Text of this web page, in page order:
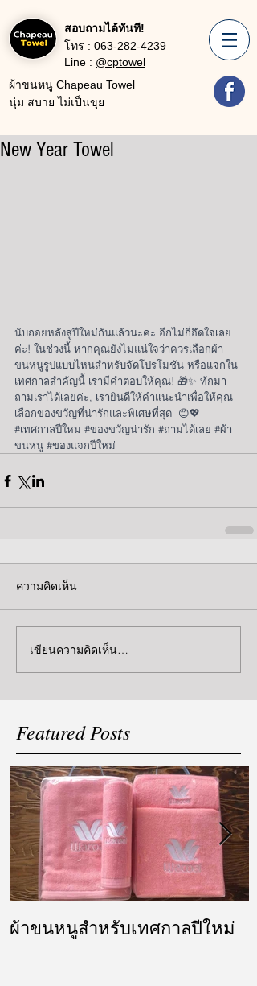
สอบถามได้ทันที!
โทร : 063-282-4239
Line : @cptowel
ผ้าขนหนู Chapeau Towel
นุ่ม สบาย ไม่เป็นขุย
New Year Towel
นับถอยหลังสู่ปีใหม่กันแล้วนะคะ อีกไม่กี่อึดใจเลย
ค่ะ! ในช่วงนี้ หากคุณยังไม่แน่ใจว่าควรเลือกผ้า
ขนหนูรูปแบบไหนสำหรับจัดโปรโมชัน หรือแจกใน
เทศกาลสำคัญนี้ เรามีคำตอบให้คุณ! 🎁✨ ทักมา
ถามเราได้เลยค่ะ, เรายินดีให้คำแนะนำเพื่อให้คุณ
เลือกของขวัญที่น่ารักและพิเศษที่สุด  😊💖
#เทศกาลปีใหม่ #ของขวัญน่ารัก #ถามได้เลย #ผ้า
ขนหนู #ของแจกปีใหม่
ความคิดเห็น
เขียนความคิดเห็น…
Featured Posts
ผ้าขนหนูสำหรับเทศกาลปีใหม่